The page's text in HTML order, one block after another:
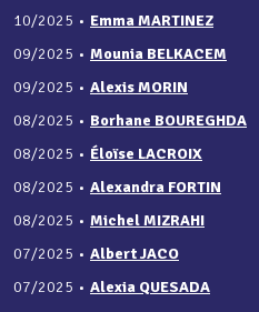
10/2025 • Emma MARTINEZ
09/2025 • Mounia BELKACEM
09/2025 • Alexis MORIN
08/2025 • Borhane BOUREGHDA
08/2025 • Éloïse LACROIX
08/2025 • Alexandra FORTIN
08/2025 • Michel MIZRAHI
07/2025 • Albert JACO
07/2025 • Alexia QUESADA